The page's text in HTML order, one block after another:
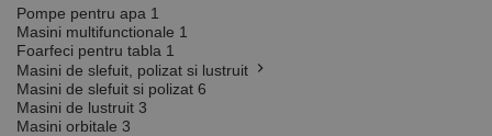
Pompe pentru apa 1
Masini multifunctionale 1
Foarfeci pentru tabla 1
Masini de slefuit, polizat si lustruit
Masini de slefuit si polizat 6
Masini de lustruit 3
Masini orbitale 3